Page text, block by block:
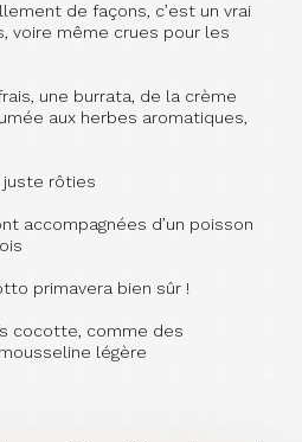
de façons, c’est un vrai
voire même crues pour les
une burrata, de la crème
aux herbes aromatiques,
juste rôties
accompagnées d’un poisson
primavera bien sûr !
cocotte, comme des
légère